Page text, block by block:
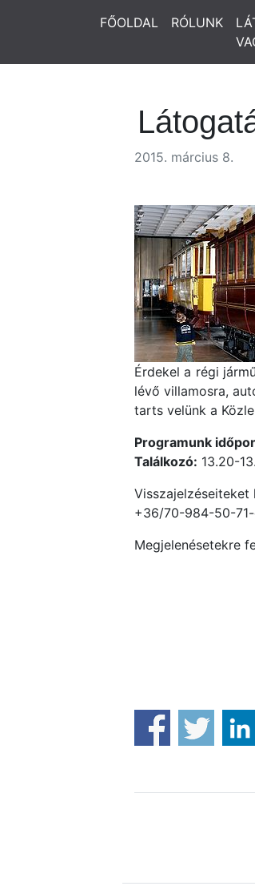
FŐOLDAL RÓLUNK
2015. március 8.
Érdekel a régi
lévő villamosra,
tarts velünk a
Programunk
Találkozó: 13.20-
+36/70-984-50-
Megjelenésetekre